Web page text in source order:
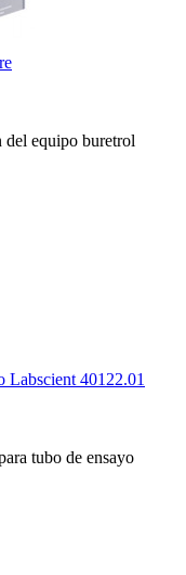
del equipo buretrol
Labscient 40122.01
tubo de ensayo